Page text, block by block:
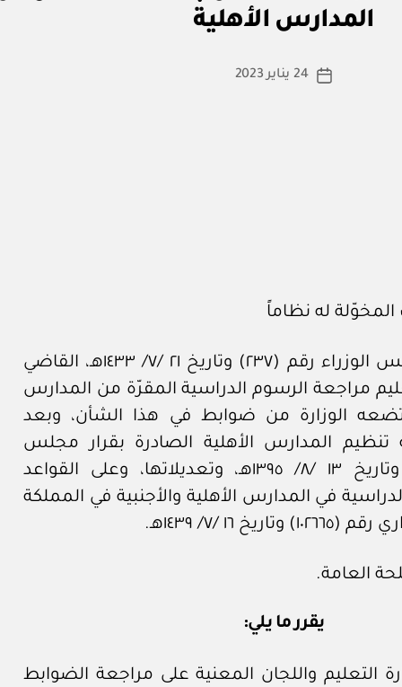
المدارس الأهلية
كاتب
س
ة
تاريخ
24 يناير 2023
المخوّلة له نظاماً
وبناءً على قرار مجلس الوزراء رقم (٢٣٧) وتاريخ ٢١ /٧/ ١٤٣٣هـ، القاضي
مراجعة الرسوم الدراسية المقرّة من المدارس
تضعه الوزارة من ضوابط في هذا الشأن، وبعد
تنظيم المدارس الأهلية الصادرة بقرار مجلس
الوزراء رقم (١٠٠٦) وتاريخ ١٣ /٨/ ١٣٩٥هـ، وتعديلاتها، وعلى القواعد
في المدارس الأهلية والأجنبية في المملكة
١٦ /٧/ ١٤٣٩هـ.
العامة.
يقرر ما يلي:
التعليم واللجان المعنية على مراجعة الضوابط